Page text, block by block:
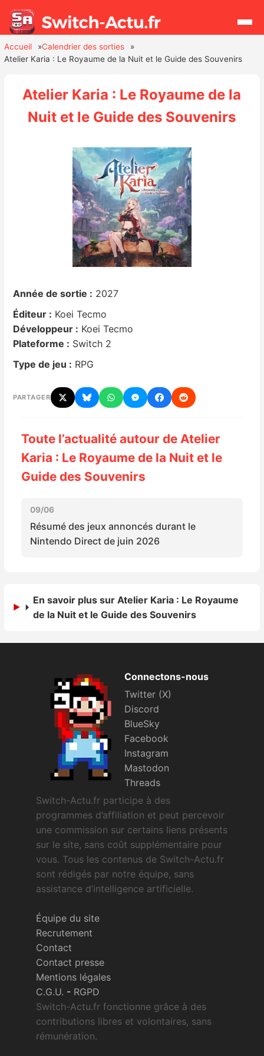
Rechercher
Actualités
Hardware
Mises à jour
Chiffres de ventes
Rumeurs
Nintendo Direct
Tests et previews
Tests de jeux
Autres tests
Previews
Précommandes
Précommandes jeux Switch 2
Sorties de jeux
Guides
Accueil
Calendrier des sorties
Atelier Karia : Le Royaume de la Nuit et le Guide des Souvenirs
Atelier Karia : Le Royaume de la
Nuit et le Guide des Souvenirs
Année de sortie : 2027
Éditeur : Koei Tecmo
Développeur : Koei Tecmo
Plateforme : Switch 2
Type de jeu : RPG
PARTAGER
Toute l’actualité autour de Atelier
Karia : Le Royaume de la Nuit et le
Guide des Souvenirs
09/06
Résumé des jeux annoncés durant le
Nintendo Direct de juin 2026
En savoir plus sur Atelier Karia : Le Royaume
de la Nuit et le Guide des Souvenirs
Connectons-nous
Twitter (X)
Discord
BlueSky
Facebook
Instagram
Mastodon
Threads
Switch-Actu.fr participe à des
programmes d’affiliation et peut percevoir
une commission sur certains liens présents
sur le site, sans coût supplémentaire pour
vous. Tous les contenus de Switch-Actu.fr
sont rédigés par notre équipe, sans
assistance d’intelligence artificielle.
Équipe du site
Recrutement
Contact
Contact presse
Mentions légales
C.G.U. - RGPD
Switch-Actu.fr fonctionne grâce à des
contributions libres et volontaires, sans
rémunération.